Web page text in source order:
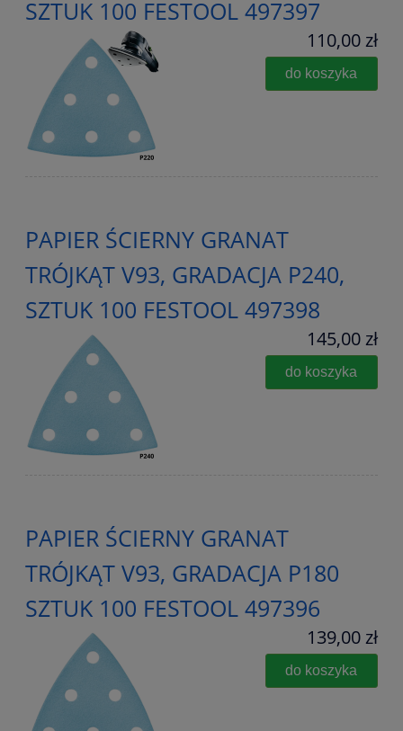
SZTUK 100 FESTOOL 497397
110,00 zł
do koszyka
PAPIER ŚCIERNY GRANAT
TRÓJKĄT V93, GRADACJA P240,
SZTUK 100 FESTOOL 497398
145,00 zł
do koszyka
PAPIER ŚCIERNY GRANAT
TRÓJKĄT V93, GRADACJA P180
SZTUK 100 FESTOOL 497396
139,00 zł
do koszyka